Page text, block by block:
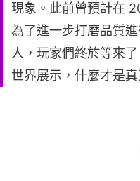
現象。此前曾預計在
為了進一步打磨品質
人，玩家們終於等來
世界展示，什麼才是